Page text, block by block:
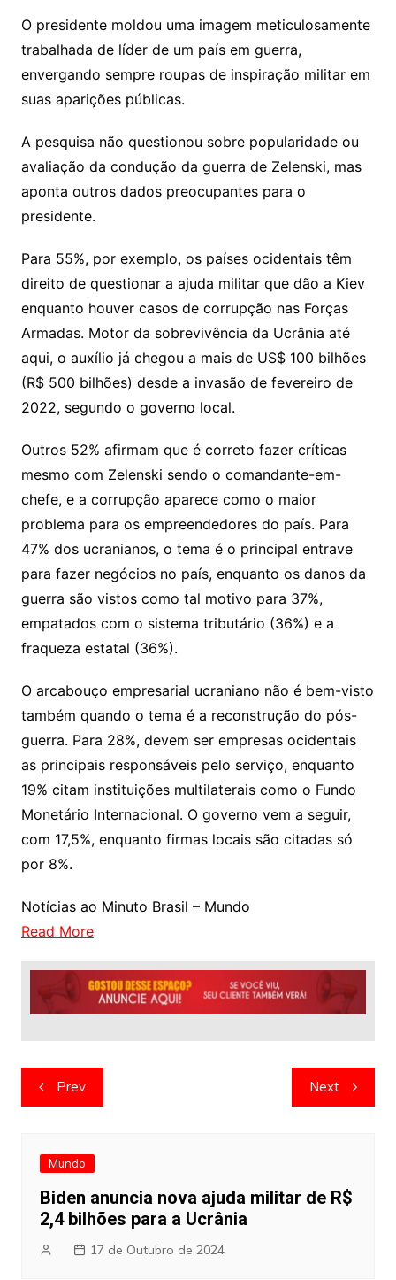
O presidente moldou uma imagem meticulosamente
trabalhada de líder de um país em guerra,
envergando sempre roupas de inspiração militar em
suas aparições públicas.
A pesquisa não questionou sobre popularidade ou
avaliação da condução da guerra de Zelenski, mas
aponta outros dados preocupantes para o
presidente.
Para 55%, por exemplo, os países ocidentais têm
direito de questionar a ajuda militar que dão a Kiev
enquanto houver casos de corrupção nas Forças
Armadas. Motor da sobrevivência da Ucrânia até
aqui, o auxílio já chegou a mais de US$ 100 bilhões
(R$ 500 bilhões) desde a invasão de fevereiro de
2022, segundo o governo local.
Outros 52% afirmam que é correto fazer críticas
mesmo com Zelenski sendo o comandante-em-
chefe, e a corrupção aparece como o maior
problema para os empreendedores do país. Para
47% dos ucranianos, o tema é o principal entrave
para fazer negócios no país, enquanto os danos da
guerra são vistos como tal motivo para 37%,
empatados com o sistema tributário (36%) e a
fraqueza estatal (36%).
O arcabouço empresarial ucraniano não é bem-visto
também quando o tema é a reconstrução do pós-
guerra. Para 28%, devem ser empresas ocidentais
as principais responsáveis pelo serviço, enquanto
19% citam instituições multilaterais como o Fundo
Monetário Internacional. O governo vem a seguir,
com 17,5%, enquanto firmas locais são citadas só
por 8%.
Notícias ao Minuto Brasil – Mundo
Read More
Navegação
de
Prev Next
Mundo
Biden anuncia nova ajuda militar de R$
2,4 bilhões para a Ucrânia
17 de Outubro de 2024